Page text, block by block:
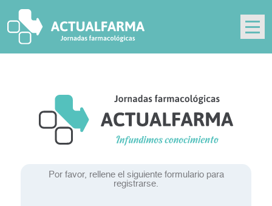
content
Por favor, rellene el siguiente formulario para
registrarse.